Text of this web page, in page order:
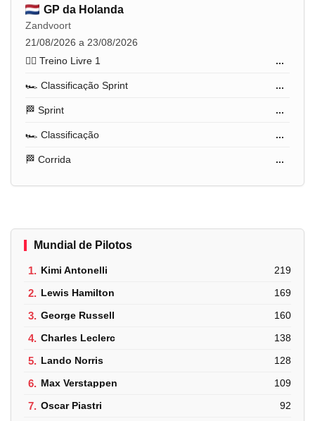
GP da Holanda
Zandvoort
21/08/2026 a 23/08/2026
🏋️‍♂️ Treino Livre 1
...
🏎️ Classificação Sprint ...
🏁 Sprint ...
🏎️ Classificação ...
🏁 Corrida ...
Mundial de Pilotos
1. Kimi Antonelli 219
2. Lewis Hamilton 169
3. George Russell 160
4. Charles Leclerc 138
5. Lando Norris 128
6. Max Verstappen 109
7. Oscar Piastri 92